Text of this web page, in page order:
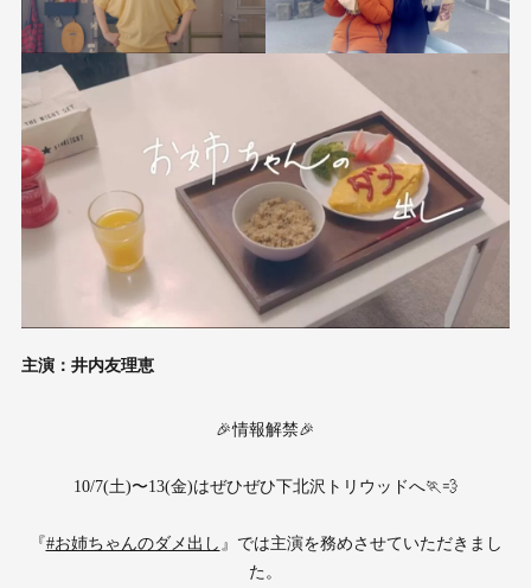
主演：井内友理恵
🎉情報解禁🎉
10/7(土)〜13(金)はぜひぜひ下北沢トリウッドへ🏃💨
『#お姉ちゃんのダメ出し 』では主演を務めさせていただきまし
た。